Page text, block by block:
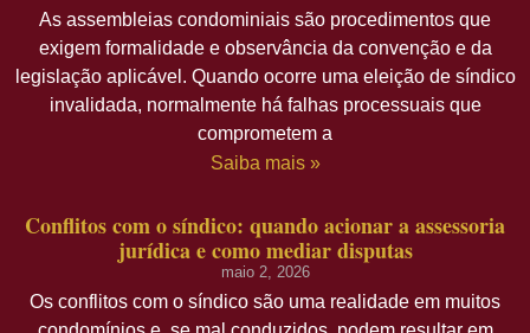
As assembleias condominiais são procedimentos que
exigem formalidade e observância da convenção e da
legislação aplicável. Quando ocorre uma eleição de síndico
invalidada, normalmente há falhas processuais que
comprometem a
Saiba mais »
Conflitos com o síndico: quando acionar a assessoria
jurídica e como mediar disputas
maio 2, 2026
Os conflitos com o síndico são uma realidade em muitos